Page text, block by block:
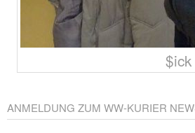
$ick
ANMELDUNG ZUM WW-KURIER